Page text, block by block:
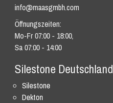
info@maasgmbh.com
Öffnungszeiten:
Mo-Fr 07:00 - 18:00,
Sa 07:00 - 14:00
Silestone Deutschland
Silestone
Dekton